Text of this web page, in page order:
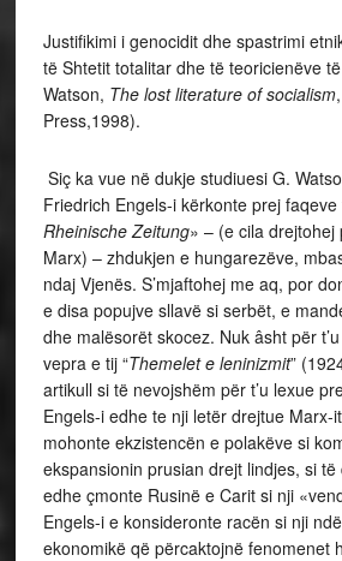
Justifikimi i genocidit dhe spastrimi
të Shtetit totalitar dhe të teoricienëve
Watson, The lost literature of socialism
Press,1998).
Siç ka vue në dukje studiuesi G.
Friedrich Engels-i kërkonte prej
Rheinische Zeitung» – (e cila drejtohej
Marx) – zhdukjen e hungarezëve,
ndaj Vjenës. S’mjaftohej me aq, por
e disa popujve sllavë si serbët, e
dhe malësorët skocez. Nuk âsht për
vepra e tij “Themelet e leninizmit”
artikull si të nevojshëm për t’u lexue
Engels-i edhe te nji letër drejtue Marx-
mohonte ekzistencën e polakëve si
ekspansionin prusian drejt lindjes, si
edhe çmonte Rusinë e Carit si nji
Engels-i e konsideronte racën si nji
ekonomikë që përcaktojnë fenomenet